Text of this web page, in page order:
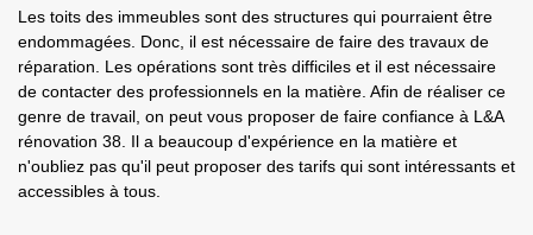
Les toits des immeubles sont des structures qui pourraient être
endommagées. Donc, il est nécessaire de faire des travaux de
réparation. Les opérations sont très difficiles et il est nécessaire
de contacter des professionnels en la matière. Afin de réaliser ce
genre de travail, on peut vous proposer de faire confiance à L&A
rénovation 38. Il a beaucoup d'expérience en la matière et
n'oubliez pas qu'il peut proposer des tarifs qui sont intéressants et
accessibles à tous.